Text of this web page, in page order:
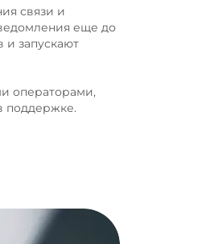
связи и
еще до
и запускают
операторами,
поддержке.